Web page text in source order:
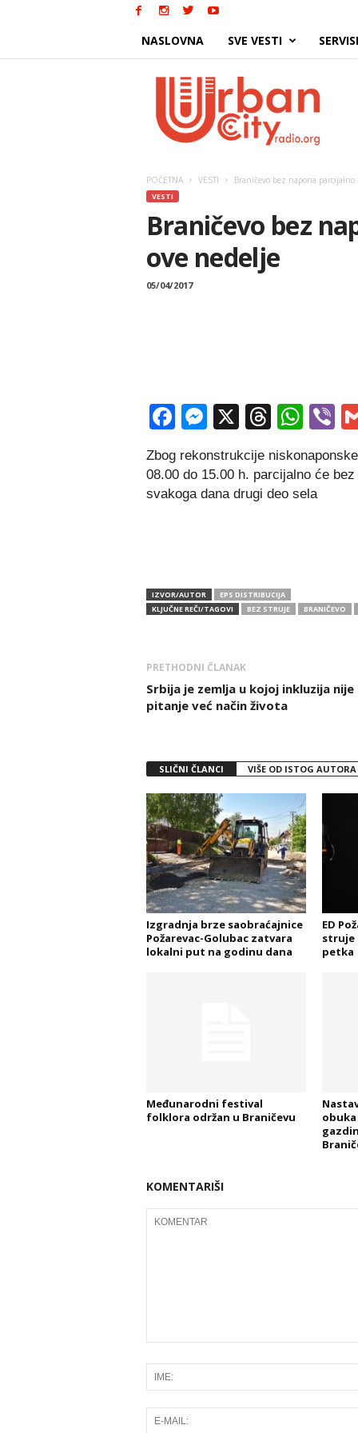
NASLOVNA SVE VESTI
POČETNA VESTI Braničevo bez napona parcijalno
VESTI
Braničevo bez
ove nedelje
05/04/2017
Facebook
Messenger
X
Zbog rekonstrukcije
08.00 do 15.00 h. parcijalno će
svakoga dana drugi deo sela
IZVOR/AUTOR
EPS DISTRIBUCIJA
KLJUČNE REČI/TAGOVI
BEZ STRUJE BRANIČEVO
PRETHODNI ČLANAK
Srbija je zemlja u kojoj inkluzija nije
pitanje već način života
SLIČNI ČLANCI VIŠE OD ISTOG AUTORA
Izgradnja brze saobraćajnice
Požarevac-Golubac zatvara
lokalni put na godinu dana
ED
struje
petka
Međunarodni festival
folklora održan u Braničevu
KOMENTARIŠI